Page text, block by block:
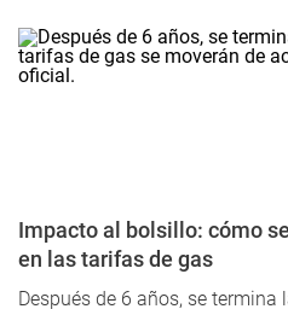
Impacto al bolsillo: cómo
en las tarifas de gas
Después de 6 años, se